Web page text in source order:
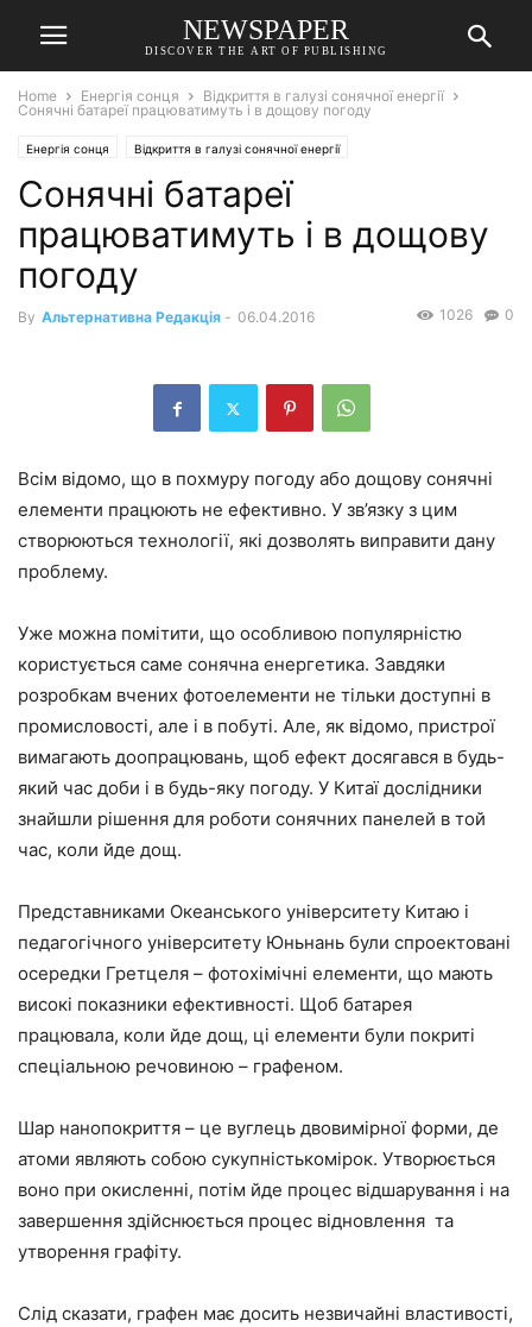
NEWSPAPER
DISCOVER THE ART OF PUBLISHING
Home Енергія сонця
Відкриття в галузі сонячної енергії
Сонячні батареї працюватимуть і в дощову погоду
Енергія сонця Відкриття в галузі сонячної енергії
Сонячні батареї
працюватимуть і в дощову
погоду
By Альтернативна Редакція - 06.04.2016 0
1026
Всім відомо, що в похмуру погоду або дощову сонячні
елементи працюють не ефективно. У зв’язку з цим
створюються технології, які дозволять виправити дану
проблему.
Уже можна помітити, що особливою популярністю
користується саме сонячна енергетика. Завдяки
розробкам вчених фотоелементи не тільки доступні в
промисловості, але і в побуті. Але, як відомо, пристрої
вимагають доопрацювань, щоб ефект досягався в будь-
який час доби і в будь-яку погоду. У Китаї дослідники
знайшли рішення для роботи сонячних панелей в той
час, коли йде дощ.
Представниками Океанського університету Китаю і
педагогічного університету Юньнань були спроектовані
осередки Гретцеля – фотохімічні елементи, що мають
високі показники ефективності. Щоб батарея
працювала, коли йде дощ, ці елементи були покриті
спеціальною речовиною – графеном.
Шар нанопокриття – це вуглець двовимірної форми, де
атоми являють собою сукупністькомірок. Утворюється
воно при окисленні, потім йде процес відшарування і на
завершення здійснюється процес відновлення та
утворення графіту.
Слід сказати, графен має досить незвичайні властивості,